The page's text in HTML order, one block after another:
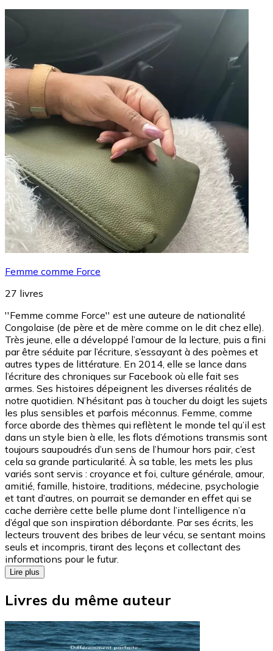
Femme comme Force
27 livres
''Femme comme Force'' est une auteure de nationalité
Congolaise (de père et de mère comme on le dit chez elle).
Très jeune, elle a développé l’amour de la lecture, puis a fini
par être séduite par l’écriture, s’essayant à des poèmes et
autres types de littérature. En 2014, elle se lance dans
l’écriture des chroniques sur Facebook où elle fait ses
armes. Ses histoires dépeignent les diverses réalités de
notre quotidien. N’hésitant pas à toucher du doigt les sujets
les plus sensibles et parfois méconnus. Femme, comme
force aborde des thèmes qui reflètent le monde tel qu’il est
dans un style bien à elle, les flots d’émotions transmis sont
toujours saupoudrés d’un sens de l’humour hors pair, c’est
cela sa grande particularité. À sa table, les mets les plus
variés sont servis : croyance et foi, culture générale, amour,
amitié, famille, histoire, traditions, médecine, psychologie
et tant d’autres, on pourrait se demander en effet qui se
cache derrière cette belle plume dont l’intelligence n’a
d’égal que son inspiration débordante. Par ses écrits, les
lecteurs trouvent des bribes de leur vécu, se sentant moins
seuls et incompris, tirant des leçons et collectant des
informations pour le futur.
Lire plus
Livres du même auteur